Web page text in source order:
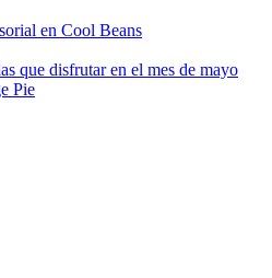
en Cool Beans
que disfrutar en el mes de mayo
Pie